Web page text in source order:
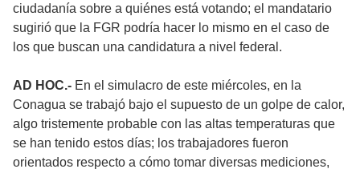
ciudadanía sobre a quiénes está votando; el mandatario
sugirió que la FGR podría hacer lo mismo en el caso de
los que buscan una candidatura a nivel federal.
AD HOC.- En el simulacro de este miércoles, en la
Conagua se trabajó bajo el supuesto de un golpe de calor,
algo tristemente probable con las altas temperaturas que
se han tenido estos días; los trabajadores fueron
orientados respecto a cómo tomar diversas mediciones,